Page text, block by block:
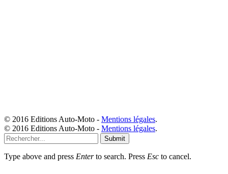
© 2016 Editions Auto-Moto - Mentions légales.
© 2016 Editions Auto-Moto - Mentions légales.
Submit
Type above and press Enterto search. Press Esc to cancel.